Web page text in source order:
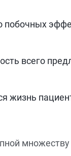
всего
жизнь